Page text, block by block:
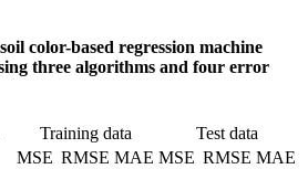
color-based regression machine
three algorithms and four error
Training data
Test data
MSE RMSE MAE MSE RMSE MAE